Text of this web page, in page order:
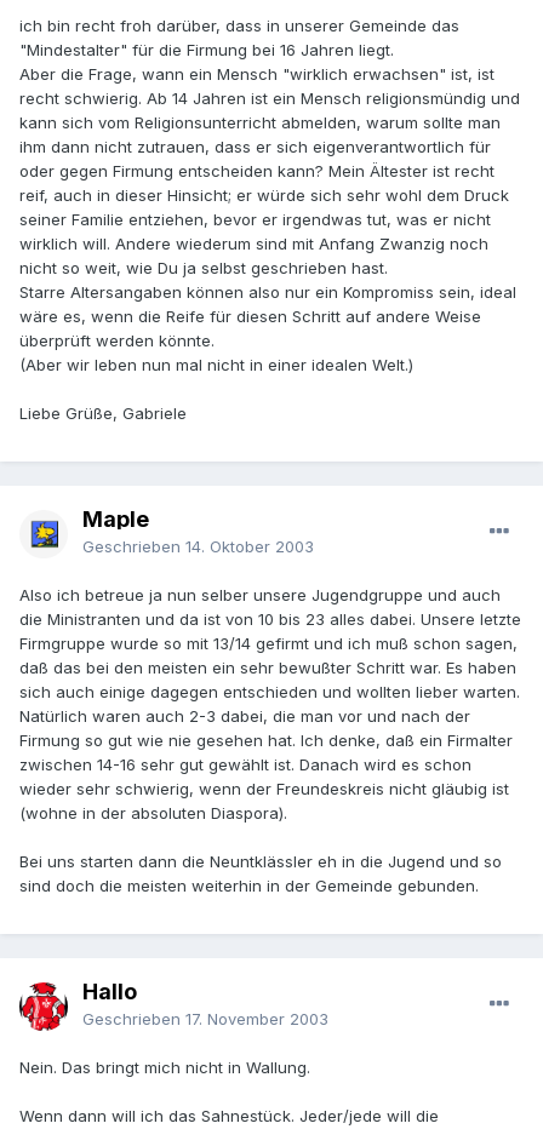
ich bin recht froh darüber, dass in unserer Gemeinde das
"Mindestalter" für die Firmung bei 16 Jahren liegt.
Aber die Frage, wann ein Mensch "wirklich erwachsen" ist, ist
recht schwierig. Ab 14 Jahren ist ein Mensch religionsmündig und
kann sich vom Religionsunterricht abmelden, warum sollte man
ihm dann nicht zutrauen, dass er sich eigenverantwortlich für
oder gegen Firmung entscheiden kann? Mein Ältester ist recht
reif, auch in dieser Hinsicht; er würde sich sehr wohl dem Druck
seiner Familie entziehen, bevor er irgendwas tut, was er nicht
wirklich will. Andere wiederum sind mit Anfang Zwanzig noch
nicht so weit, wie Du ja selbst geschrieben hast.
Starre Altersangaben können also nur ein Kompromiss sein, ideal
wäre es, wenn die Reife für diesen Schritt auf andere Weise
überprüft werden könnte.
(Aber wir leben nun mal nicht in einer idealen Welt.)
Liebe Grüße, Gabriele
Maple
Geschrieben 14. Oktober 2003
Also ich betreue ja nun selber unsere Jugendgruppe und auch
die Ministranten und da ist von 10 bis 23 alles dabei. Unsere letzte
Firmgruppe wurde so mit 13/14 gefirmt und ich muß schon sagen,
daß das bei den meisten ein sehr bewußter Schritt war. Es haben
sich auch einige dagegen entschieden und wollten lieber warten.
Natürlich waren auch 2-3 dabei, die man vor und nach der
Firmung so gut wie nie gesehen hat. Ich denke, daß ein Firmalter
zwischen 14-16 sehr gut gewählt ist. Danach wird es schon
wieder sehr schwierig, wenn der Freundeskreis nicht gläubig ist
(wohne in der absoluten Diaspora).
Bei uns starten dann die Neuntklässler eh in die Jugend und so
sind doch die meisten weiterhin in der Gemeinde gebunden.
Hallo
Geschrieben 17. November 2003
Nein. Das bringt mich nicht in Wallung.
Wenn dann will ich das Sahnestück. Jeder/jede will die